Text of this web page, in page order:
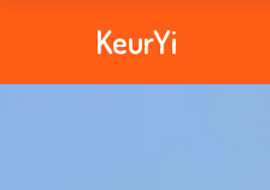
KeurYi